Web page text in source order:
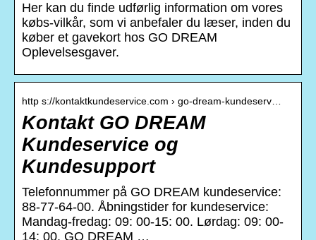
Her kan du finde udførlig information om vores
købs-vilkår, som vi anbefaler du læser, inden du
køber et gavekort hos GO DREAM
Oplevelsesgaver.
http s://kontaktkundeservice.com › go-dream-kundeserv…
Kontakt GO DREAM
Kundeservice og
Kundesupport
Telefonnummer på GO DREAM kundeservice:
88-77-64-00. Åbningstider for kundeservice:
Mandag-fredag: 09: 00-15: 00. Lørdag: 09: 00-
14: 00. GO DREAM …